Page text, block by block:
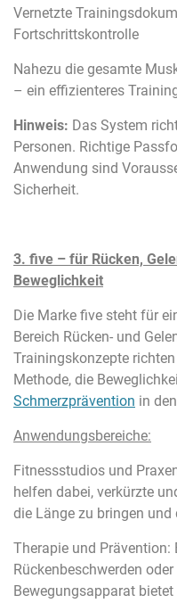
Vernetzte
Fortschrittskontrolle
Nahezu die gesamte
– ein effizienteres
Hinweis: Das System
Personen. Richtige
Anwendung sind
Sicherheit.
3. five – für Rücken,
Beweglichkeit
Die Marke five steht für
Bereich Rücken- und
Trainingskonzepte
Methode, die
Schmerzprävention in
Anwendungsbereiche:
Fitnessstudios und
helfen dabei, verkürzte
die Länge zu bringen
Therapie und Prävention:
Rückenbeschwerden
Bewegungsapparat